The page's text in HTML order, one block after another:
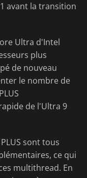
avant la transition
Ultra d'Intel
plus
de nouveau
le nombre de
de l'Ultra 9
sont tous
ce qui
multithread. En